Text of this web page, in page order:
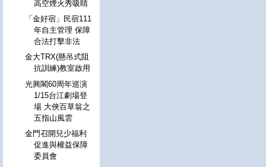
高空煙火秀吸睛
「金好宿」民宿111
年自主管理 保障
合法打擊非法
金大TRX(懸吊式阻
抗訓練)教室啟用
光興閣60周年巡演
1/15台江劇場登
場 大俠百草翁之
五指山風雲
金門召開兒少福利
促進與權益保障
委員會